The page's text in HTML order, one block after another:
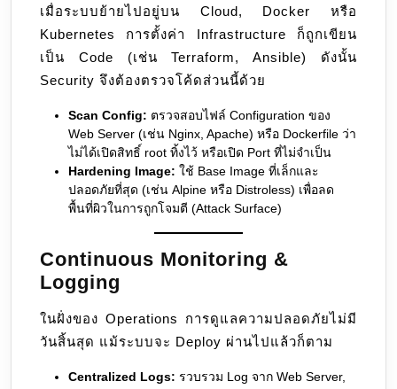
เมื่อระบบย้ายไปอยู่บน Cloud, Docker หรือ
Kubernetes การตั้งค่า Infrastructure ก็ถูกเขียน
เป็น Code (เช่น Terraform, Ansible) ดังนั้น
Security จึงต้องตรวจโค้ดส่วนนี้ด้วย
Scan Config: ตรวจสอบไฟล์ Configuration ของ
Web Server (เช่น Nginx, Apache) หรือ Dockerfile ว่า
ไม่ได้เปิดสิทธิ์ root ทิ้งไว้ หรือเปิด Port ที่ไม่จำเป็น
Hardening Image: ใช้ Base Image ที่เล็กและ
ปลอดภัยที่สุด (เช่น Alpine หรือ Distroless) เพื่อลด
พื้นที่ผิวในการถูกโจมตี (Attack Surface)
Continuous Monitoring &
Logging
ในฝั่งของ Operations การดูแลความปลอดภัยไม่มี
วันสิ้นสุด แม้ระบบจะ Deploy ผ่านไปแล้วก็ตาม
Centralized Logs: รวบรวม Log จาก Web Server,